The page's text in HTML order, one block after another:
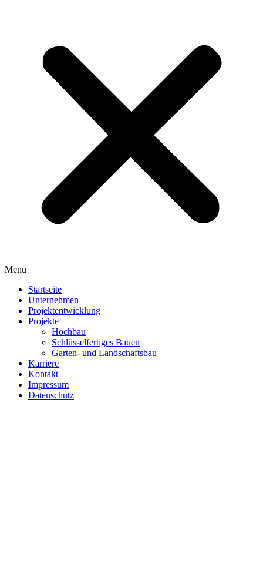
Menü
Startseite
Unternehmen
Projektentwicklung
Projekte
Hochbau
Schlüsselfertiges Bauen
Garten- und Landschaftsbau
Karriere
Kontakt
Impressum
Datenschutz